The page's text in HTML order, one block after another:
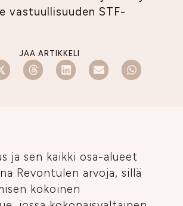
vastuullisuuden STF-
JAA ARTIKKELI
ja sen kaikki osa-alueet
Revontulen arvoja, sillä
kokoinen